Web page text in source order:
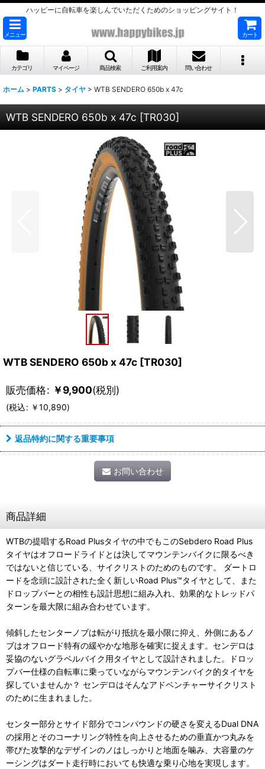
ハッピーに自転車を楽しんでいただくためのショッピングサイト！
メニュー カート
カテゴリ マイページ 商品検索 ご利用案内 問い合わせ
ホーム > PARTS > タイヤ > WTB SENDERO 650b x 47c
WTB SENDERO 650b x 47c [TR030]
WTB SENDERO 650b x 47c [TR030]
販売価格: ￥9,900(税別)
(税込: ￥10,890)
返品特約に関する重要事項
お問い合わせ
商品詳細
WTBの提唱するRoad Plusタイヤの中でもこのSebdero Road Plus
タイヤはオフロードライドとは決してマウンテンバイクに限るべき
ではないと信じている、サイクリストのためのものです。 ダートロ
ードを念頭に設計された全く新しいRoad Plus™タイヤとして、また
ドロップバーとの相性も設計思想に組み入れ、効果的なトレッドパ
ターンを最大限に組み合わせています。
傾斜したセンターノブは転がり抵抗を最小限に抑え、外側にあるノ
ブはオフロード特有の緩やかな地形を確実に捉えます。センデロは
妥協のないグラベルバイク用タイヤとして設計されました。ドロッ
プバー仕様の自転車に乗っていながらマウンテンバイク的タイヤを
探していませんか？ センデロはそんなアドベンチャーサイクリスト
のために生まれました。
センター部分とサイド部分でコンパウンドの硬さを変えるDual DNA
の採用とそのコーナリング特性を向上させるための垂直かつ丸みを
帯びた攻撃的なデザインのノはしっかりと地面を噛み、大容量のケ
ーシングはダート走行時においても快適な乗り心地を実現します。